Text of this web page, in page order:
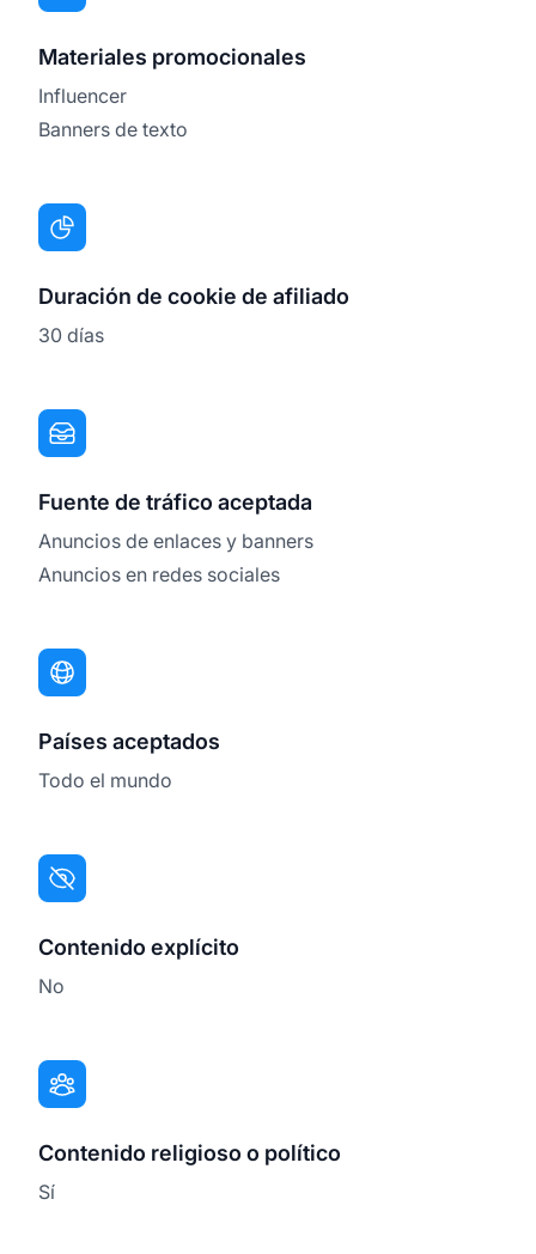
Materiales promocionales
Influencer
Banners de texto
Duración de cookie de afiliado
30 días
Fuente de tráfico aceptada
Anuncios de enlaces y banners
Anuncios en redes sociales
Países aceptados
Todo el mundo
Contenido explícito
No
Contenido religioso o político
Sí